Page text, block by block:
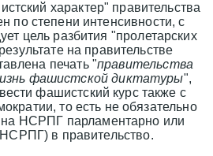
характер" правительства
по степени интенсивности, с
цель разбития "пролетарских
на правительстве
печать "правительства
фашистской диктатуры",
фашистский курс также с
то есть не обязательно
на НСРПГ парламентарно или
в правительство.